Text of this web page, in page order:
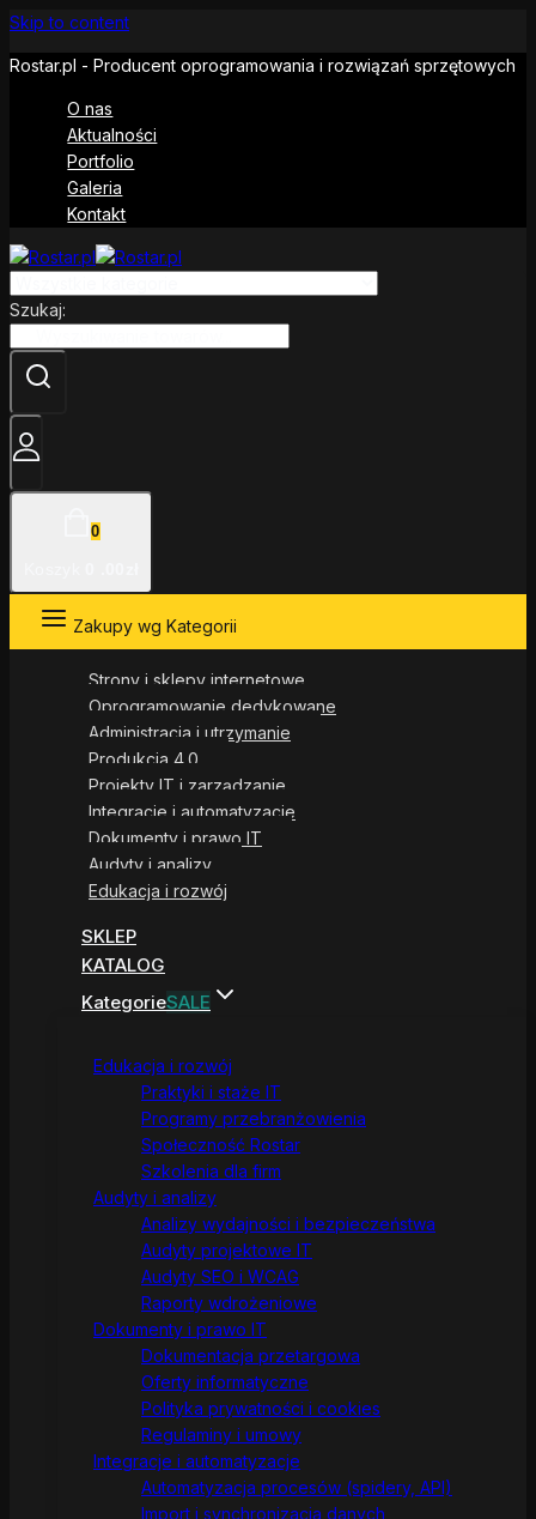
Skip to content
Rostar.pl - Producent oprogramowania i rozwiązań sprzętowych
O nas
Aktualności
Portfolio
Galeria
Kontakt
Szukaj:
0
Zakupy wg Kategorii
Strony i sklepy internetowe
Oprogramowanie dedykowane
Administracja i utrzymanie
Produkcja 4.0
Projekty IT i zarządzanie
Integracje i automatyzacje
Dokumenty i prawo IT
Audyty i analizy
Edukacja i rozwój
SKLEP
KATALOG
KategorieSALE
Edukacja i rozwój
Praktyki i staże IT
Programy przebranżowienia
Społeczność Rostar
Szkolenia dla firm
Audyty i analizy
Analizy wydajności i bezpieczeństwa
Audyty projektowe IT
Audyty SEO i WCAG
Raporty wdrożeniowe
Dokumenty i prawo IT
Dokumentacja przetargowa
Oferty informatyczne
Polityka prywatności i cookies
Regulaminy i umowy
Integracje i automatyzacje
Automatyzacja procesów (spidery, API)
Import i synchronizacja danych